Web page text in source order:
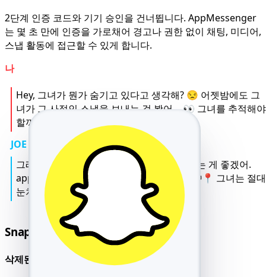
2단계 인증 코드와 기기 승인을 건너뜁니다. AppMessenger
는 몇 초 만에 인증을 가로채어 경고나 권한 없이 채팅, 미디어,
스냅 활동에 접근할 수 있게 합니다.
나
Hey, 그녀가 뭔가 숨기고 있다고 생각해? 😒 어젯밤에도 그
녀가 그 사적인 스냅을 보내는 걸 봤어… 👀 그녀를 추적해야
할까? 🤔
JOE
그래, 형 😬 그렇게 생각한다면 확실히 해보는 게 좋겠어.
appmsr.com을 사용해봐. 모든 걸 추적해 💬📍 그녀는 절대
눈치채지 못할 거야 😎.
Snapchat 메시지 해킹
삭제된, 숨겨진, 사라지는 채팅 읽기